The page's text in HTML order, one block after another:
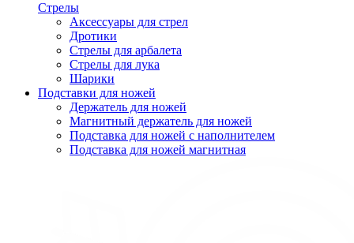
Стрелы
Аксессуары для стрел
Дротики
Стрелы для арбалета
Стрелы для лука
Шарики
Подставки для ножей
Держатель для ножей
Магнитный держатель для ножей
Подставка для ножей с наполнителем
Подставка для ножей магнитная